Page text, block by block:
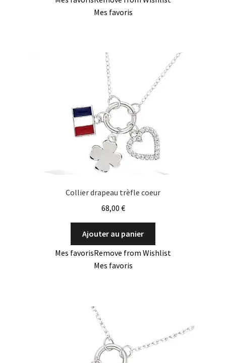
Mes favoris
Collier drapeau trèfle coeur
68,00 €
Ajouter au panier
Mes favorisRemove from Wishlist
Mes favoris